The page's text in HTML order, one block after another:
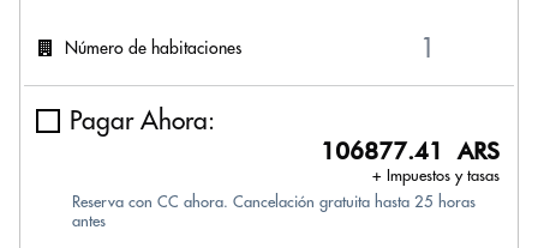
Número de habitaciones
Pagar Ahora:
106877.41 ARS
+ Impuestos y tasas
Reserva con CC ahora. Cancelación gratuita hasta 25 horas
antes